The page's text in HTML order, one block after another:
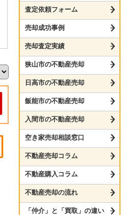
査定依頼フォーム
売却成功事例
売却査定実績
狭山市の不動産売却
日高市の不動産売却
飯能市の不動産売却
入間市の不動産売却
空き家売却相談窓口
不動産売却コラム
不動産購入コラム
不動産売却の流れ
「仲介」と「買取」の違い